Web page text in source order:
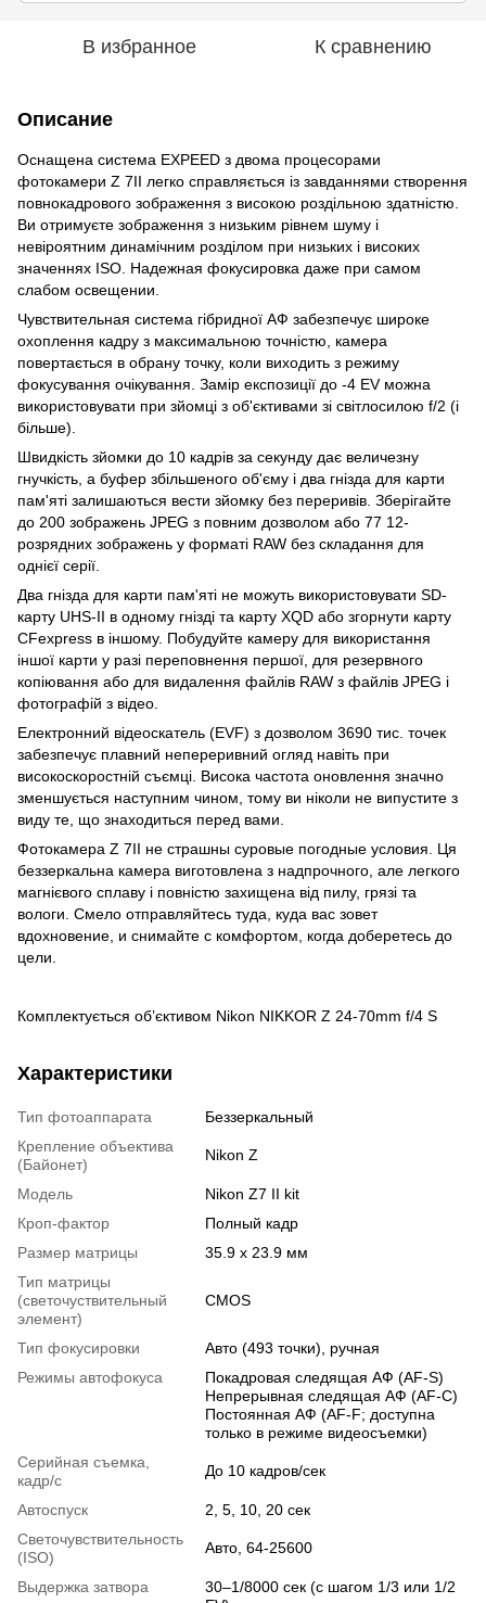
В избранное К сравнению
Описание
Оснащена система EXPEED з двома процесорами
фотокамери Z 7II легко справляється із завданнями створення
повнокадрового зображення з високою роздільною здатністю.
Ви отримуєте зображення з низьким рівнем шуму і
невіроятним динамічним розділом при низьких і високих
значеннях ISO. Надежная фокусировка даже при самом
слабом освещении.
Чувствительная система гібридної АФ забезпечує широке
охоплення кадру з максимальною точністю, камера
повертається в обрану точку, коли виходить з режиму
фокусування очікування. Замір експозиції до -4 EV можна
використовувати при зйомці з об'єктивами зі світлосилою f/2 (і
більше).
Швидкість зйомки до 10 кадрів за секунду дає величезну
гнучкість, а буфер збільшеного об'єму і два гнізда для карти
пам'яті залишаються вести зйомку без переривів. Зберігайте
до 200 зображень JPEG з повним дозволом або 77 12-
розрядних зображень у форматі RAW без складання для
однієї серії.
Два гнізда для карти пам'яті не можуть використовувати SD-
карту UHS-II в одному гнізді та карту XQD або згорнути карту
CFexpress в іншому. Побудуйте камеру для використання
іншої карти у разі переповнення першої, для резервного
копіювання або для видалення файлів RAW з файлів JPEG і
фотографій з відео.
Електронний відеоскатель (EVF) з дозволом 3690 тис. точек
забезпечує плавний непереривний огляд навіть при
високоскоростній съємці. Висока частота оновлення значно
зменшується наступним чином, тому ви ніколи не випустите з
виду те, що знаходиться перед вами.
Фотокамера Z 7II не страшны суровые погодные условия. Ця
беззеркальна камера виготовлена ​​з надпрочного, але легкого
магнієвого сплаву і повністю захищена від пилу, грязі та
вологи. Смело отправляйтесь туда, куда вас зовет
вдохновение, и снимайте с комфортом, когда доберетесь до
цели.
Комплектується об’єктивом Nikon NIKKOR Z 24-70mm f/4 S
Характеристики
Тип фотоаппарата
Беззеркальный
Крепление объектива
(Байонет)
Nikon Z
Модель
Nikon Z7 II kit
Кроп-фактор
Полный кадр
Размер матрицы
35.9 x 23.9 мм
Тип матрицы
(светочуствительный
элемент)
CMOS
Тип фокусировки
Авто (493 точки), ручная
Режимы автофокуса
Покадровая следящая АФ (AF-S)
Непрерывная следящая АФ (AF-C)
Постоянная АФ (AF-F; доступна
только в режиме видеосъемки)
Серийная съемка,
кадр/с
До 10 кадров/сек
Автоспуск
2, 5, 10, 20 сек
Светочувствительность
(ISO)
Авто, 64-25600
Выдержка затвора
30–1/8000 сек (с шагом 1/3 или 1/2